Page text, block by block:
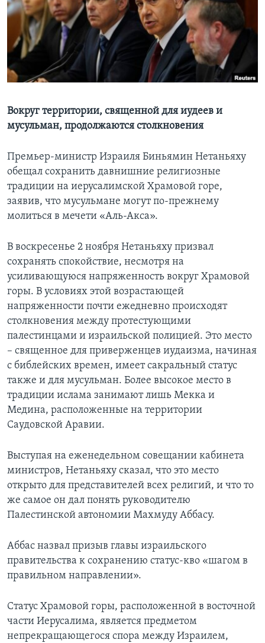
Learning English
СОЦИАЛЬНЫЕ СЕТИ
Языки
Вокруг территории, священной для иудеев и
мусульман, продолжаются столкновения
Премьер-министр Израиля Биньямин Нетаньяху
обещал сохранить давнишние религиозные
традиции на иерусалимской Храмовой горе,
заявив, что мусульмане могут по-прежнему
молиться в мечети «Аль-Акса».
В воскресенье 2 ноября Нетаньяху призвал
сохранять спокойствие, несмотря на
усиливающуюся напряженность вокруг Храмовой
горы. В условиях этой возрастающей
напряженности почти ежедневно происходят
столкновения между протестующими
палестинцами и израильской полицией. Это место
– священное для приверженцев иудаизма, начиная
с библейских времен, имеет сакральный статус
также и для мусульман. Более высокое место в
традиции ислама занимают лишь Мекка и
Медина, расположенные на территории
Саудовской Аравии.
Выступая на еженедельном совещании кабинета
министров, Нетаньяху сказал, что это место
открыто для представителей всех религий, и что то
же самое он дал понять руководителю
Палестинской автономии Махмуду Аббасу.
Аббас назвал призыв главы израильского
правительства к сохранению статус-кво «шагом в
правильном направлении».
Статус Храмовой горы, расположенной в восточной
части Иерусалима, является предметом
непрекращающегося спора между Израилем,